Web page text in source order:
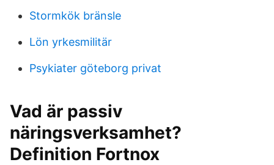
Stormkök bränsle
Lön yrkesmilitär
Psykiater göteborg privat
Vad är passiv
näringsverksamhet?
Definition Fortnox